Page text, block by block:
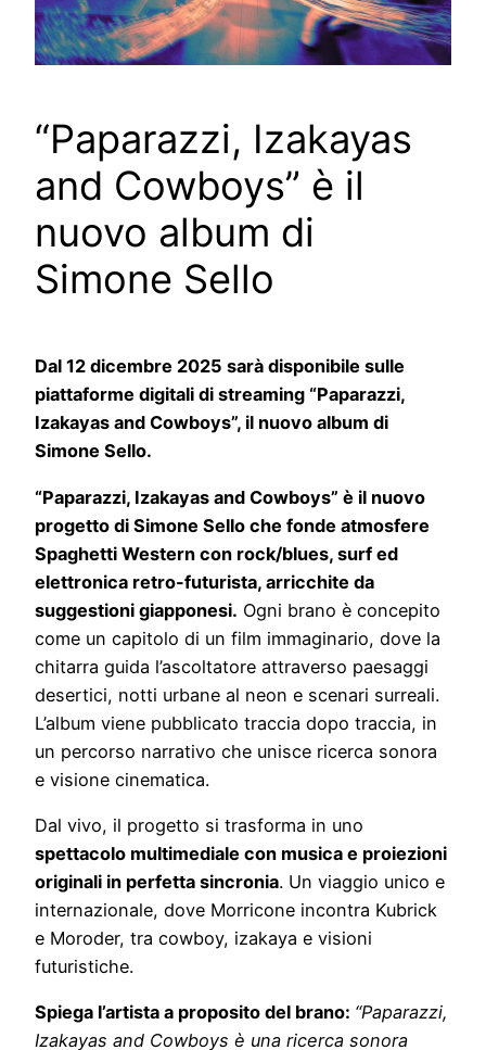
“Paparazzi, Izakayas
and Cowboys” è il
nuovo album di
Simone Sello
Dal 12 dicembre 2025 sarà disponibile sulle
piattaforme digitali di streaming “Paparazzi,
Izakayas and Cowboys”, il nuovo album di
Simone Sello.
“Paparazzi, Izakayas and Cowboys” è il nuovo
progetto di Simone Sello che fonde atmosfere
Spaghetti Western con rock/blues, surf ed
elettronica retro-futurista, arricchite da
suggestioni giapponesi. Ogni brano è concepito
come un capitolo di un film immaginario, dove la
chitarra guida l’ascoltatore attraverso paesaggi
desertici, notti urbane al neon e scenari surreali.
L’album viene pubblicato traccia dopo traccia, in
un percorso narrativo che unisce ricerca sonora
e visione cinematica.
Dal vivo, il progetto si trasforma in uno
spettacolo multimediale con musica e proiezioni
originali in perfetta sincronia. Un viaggio unico e
internazionale, dove Morricone incontra Kubrick
e Moroder, tra cowboy, izakaya e visioni
futuristiche.
Spiega l’artista a proposito del brano: “Paparazzi,
Izakayas and Cowboys è una ricerca sonora